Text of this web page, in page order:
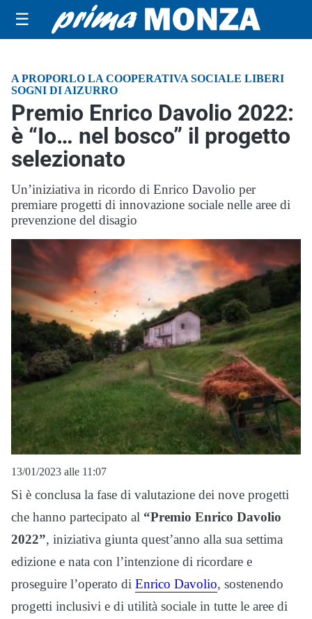
☰
A PROPORLO LA COOPERATIVA SOCIALE LIBERI
SOGNI DI AIZURRO
Premio Enrico Davolio 2022:
è “Io… nel bosco” il progetto
selezionato
Un’iniziativa in ricordo di Enrico Davolio per
premiare progetti di innovazione sociale nelle aree di
prevenzione del disagio
13/01/2023 alle 11:07
Si è conclusa la fase di valutazione dei nove progetti
che hanno partecipato al “Premio Enrico Davolio
2022”, iniziativa giunta quest’anno alla sua settima
edizione e nata con l’intenzione di ricordare e
proseguire l’operato di Enrico Davolio, sostenendo
progetti inclusivi e di utilità sociale in tutte le aree di